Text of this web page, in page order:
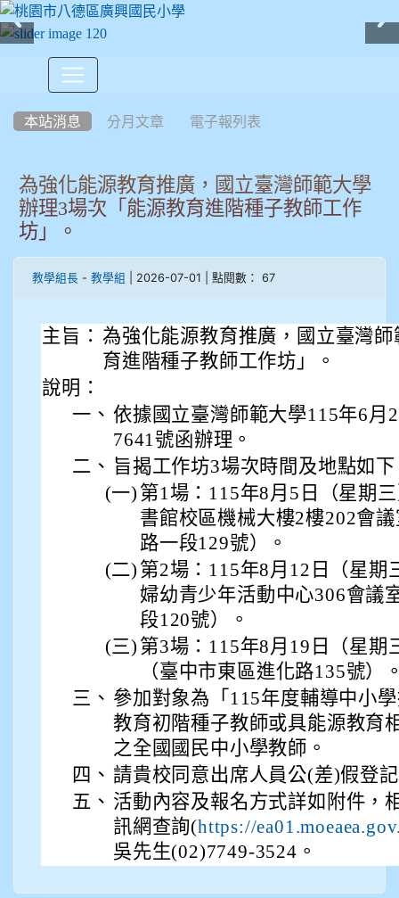
本站消息 分月文章 電子報列表
為強化能源教育推廣，國立臺灣師範大學
辦理3場次「能源教育進階種子教師工作
坊」。
教學組長 - 教學組 | 2026-07-01 | 點閱數： 67
主旨： 為強化能源教育推廣，國立臺灣
育進階種子教師工作坊」。
說明：
一、 依據國立臺灣師範大學115年6月
7641號函辦理。
二、 旨揭工作坊3場次時間及地點如
(一) 第1場：115年8月5日（星期
書館校區機械大樓2樓202會
路一段129號）。
(二) 第2場：115年8月12日（星期
婦幼青少年活動中心306會議
段120號）。
(三) 第3場：115年8月19日（星期
（臺中市東區進化路135號）
三、 參加對象為「115年度輔導中小
教育初階種子教師或具能源教育
之全國國民中小學教師。
四、 請貴校同意出席人員公(差)假登
五、 活動內容及報名方式詳如附件，
訊網查詢(https://
吳先生(02)7749-3524。